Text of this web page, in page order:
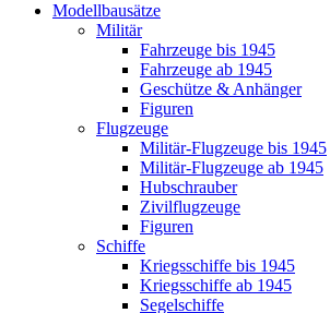
Modellbausätze
Militär
Fahrzeuge bis 1945
Fahrzeuge ab 1945
Geschütze & Anhänger
Figuren
Flugzeuge
Militär-Flugzeuge bis 1945
Militär-Flugzeuge ab 1945
Hubschrauber
Zivilflugzeuge
Figuren
Schiffe
Kriegsschiffe bis 1945
Kriegsschiffe ab 1945
Segelschiffe